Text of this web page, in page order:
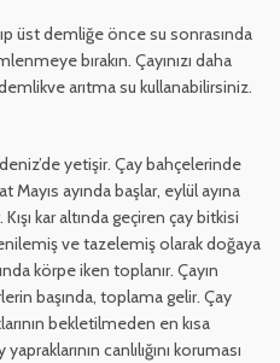
üst demliğe önce su sonrasında
bırakın. Çayınızı daha
arıtma su kullanabilirsiniz.
yetişir. Çay bahçelerinde
Mayıs ayında başlar, eylül ayına
kar altında geçiren çay bitkisi
ve tazelemiş olarak doğaya
körpe iken toplanır. Çayın
başında, toplama gelir. Çay
bekletilmeden en kısa
canlılığını koruması